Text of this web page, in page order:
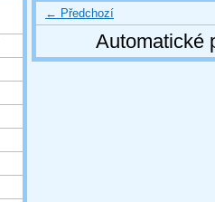
← Předchozí
Automatické